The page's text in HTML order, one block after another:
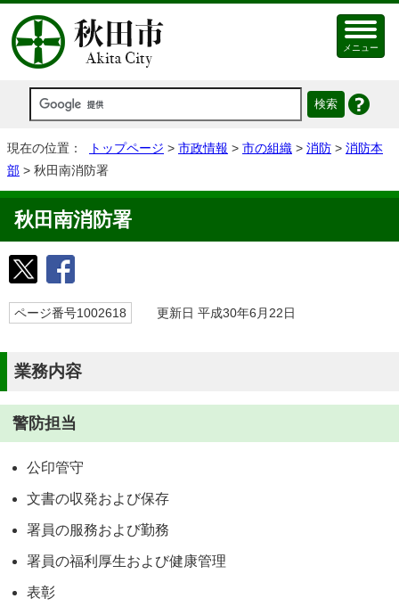
メニュー
現在の位置： トップページ > 市政情報 > 市の組織 > 消防 > 消防本
部 > 秋田南消防署
秋田南消防署
ページ番号1002618 更新日 平成30年6月22日
業務内容
警防担当
公印管守
文書の収発および保存
署員の服務および勤務
署員の福利厚生および健康管理
表彰